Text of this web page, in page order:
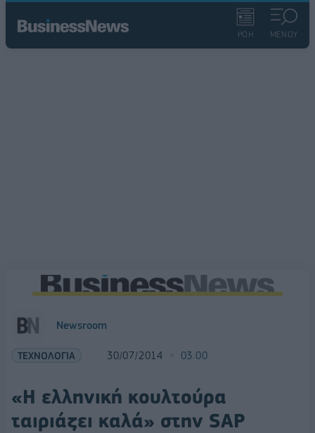
ΡΟΗ ΜΕΝΟΥ
Newsroom
ΤΕΧΝΟΛΟΓΙΑ 30/07/2014 03:00
«Η ελληνική κουλτούρα
ταιριάζει καλά» στην SAP